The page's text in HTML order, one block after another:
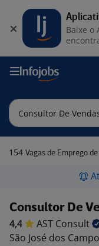
154 Vagas de Emprego de
Consultor De
4,4 AST Consult
São José dos
Baixe o